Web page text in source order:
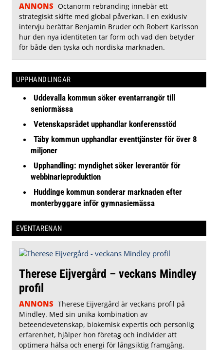
ANNONS Octanorm rebranding innebär ett
strategiskt skifte med global påverkan. I en exklusiv
intervju berättar Benjamin Bruder och Robert Karlsson
hur den nya identiteten tar form och vad den betyder
för både den tyska och nordiska marknaden.
UPPHANDLINGAR
Uddevalla kommun söker eventarrangör till
seniormässa
Vetenskapsrådet upphandlar konferensstöd
Täby kommun upphandlar eventtjänster för över 8
miljoner
Upphandling: myndighet söker leverantör för
webbinarieproduktion
Huddinge kommun sonderar marknaden efter
monterbyggare inför gymnasiemässa
EVENTARENAN
Therese Eijvergård – veckans Mindley
profil
ANNONS Therese Eijvergård är veckans profil på
Mindley. Med sin unika kombination av
beteendevetenskap, biokemisk expertis och personlig
erfarenhet, hjälper hon företag och individer att
optimera hälsa och energi för långsiktig framgång.